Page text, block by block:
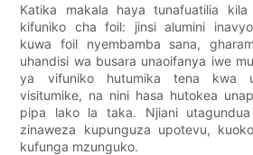
Katika makala haya tunafuatilia
kifuniko cha foil: jinsi alumini
kuwa foil nyembamba sana,
uhandisi wa busara unaoifanya iwe
ya vifuniko hutumika tena kwa
visitumike, na nini hasa hutokea
pipa lako la taka. Njiani
zinaweza kupunguza upotevu,
kufunga mzunguko.